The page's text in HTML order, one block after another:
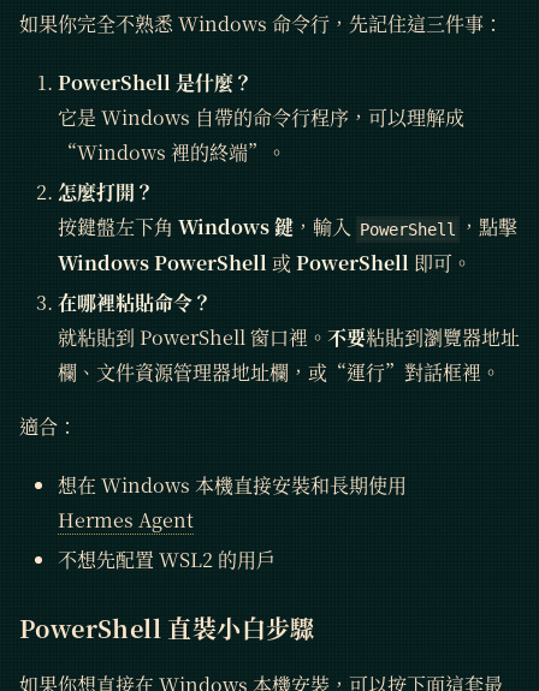
如果你完全不熟悉 Windows 命令行，先記住這三件事：
PowerShell 是什麼？
它是 Windows 自帶的命令行程序，可以理解成
“Windows 裡的終端”。
怎麼打開？
按鍵盤左下角 Windows 鍵 ，輸入 PowerShell
，點擊
Windows PowerShell 或 PowerShell 即可。
在哪裡粘貼命令？
就粘貼到 PowerShell 窗口裡。 不要粘貼到瀏覽器地址
欄、文件資源管理器地址欄，或“運行”對話框裡。
適合：
想在 Windows 本機直接安裝和長期使用
Hermes Agent
不想先配置 WSL2 的用戶
PowerShell 直裝小白步驟
如果你想直接在 Windows 本機安裝，可以按下面這套最